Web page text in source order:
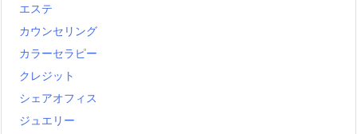
エステ
カウンセリング
カラーセラピー
クレジット
シェアオフィス
ジュエリー